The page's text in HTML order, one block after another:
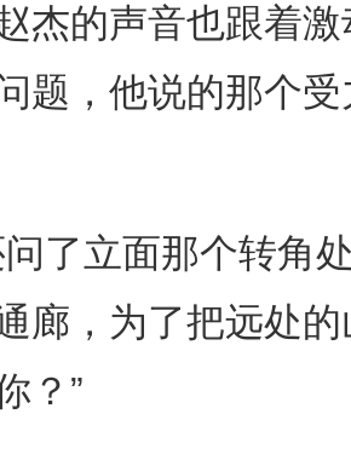
的声音也跟着激
题，他说的那个
立面那个转角处
廊，为了把远处
？”